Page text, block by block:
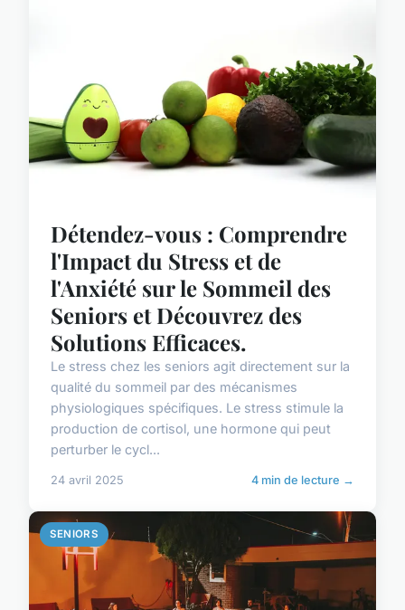
Détendez-vous : Comprendre
l'Impact du Stress et de
l'Anxiété sur le Sommeil des
Seniors et Découvrez des
Solutions Efficaces.
Le stress chez les seniors agit directement sur la
qualité du sommeil par des mécanismes
physiologiques spécifiques. Le stress stimule la
production de cortisol, une hormone qui peut
perturber le cycl...
24 avril 2025 4 min de lecture →
SENIORS